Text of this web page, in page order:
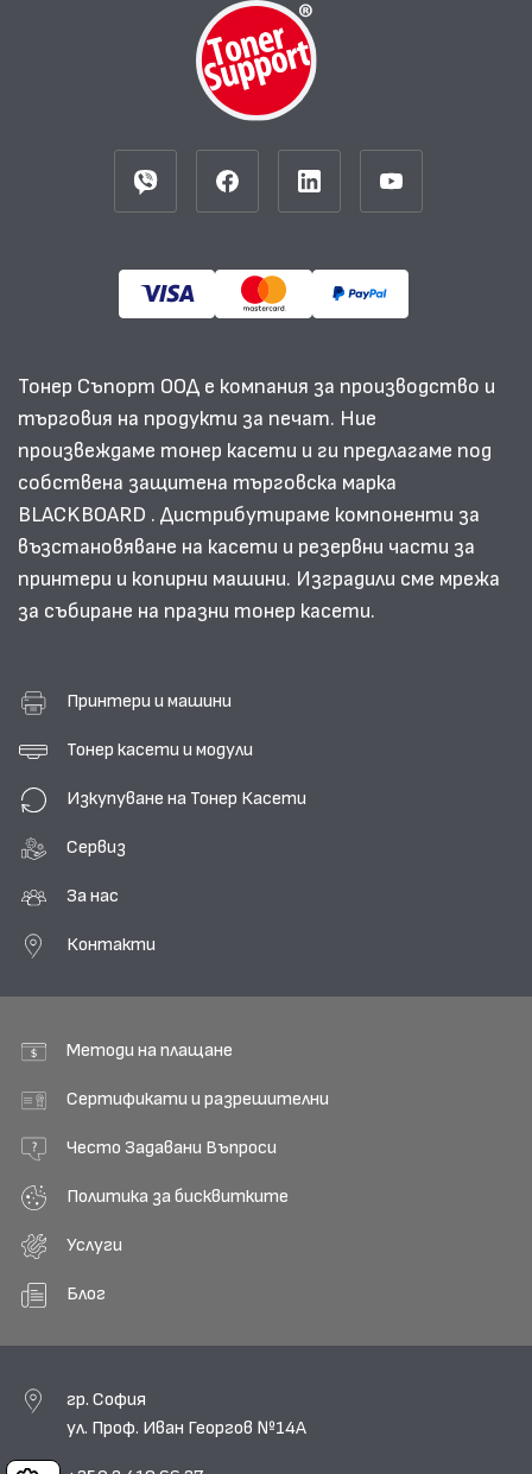
Тонер Съпорт ООД е компания за производство и
търговия на продукти за печат. Ние
произвеждаме тонер касети и ги предлагаме под
собствена защитена търговска марка
BLACKBOARD . Дистрибутираме компоненти за
възстановяване на касети и резервни части за
принтери и копирни машини. Изградили сме мрежа
за събиране на празни тонер касети.
Принтери и машини
Тонер касети и модули
Изкупуване на Тонер Касети
Сервиз
За нас
Контакти
Методи на плащане
Сертификати и разрешителни
Често Задавани Въпроси
Политика за бисквитките
Услуги
Блог
гр. София
ул. Проф. Иван Георгов №14А